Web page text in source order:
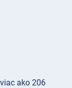
ako 206